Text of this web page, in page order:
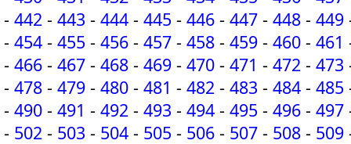
- 442 - 443 - 444 - 445 - 446 - 447 - 448 - 449
- 454 - 455 - 456 - 457 - 458 - 459 - 460 - 461
- 466 - 467 - 468 - 469 - 470 - 471 - 472 - 473
- 478 - 479 - 480 - 481 - 482 - 483 - 484 - 485
- 490 - 491 - 492 - 493 - 494 - 495 - 496 - 497
- 502 - 503 - 504 - 505 - 506 - 507 - 508 - 509